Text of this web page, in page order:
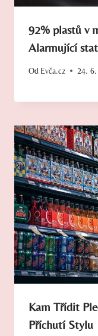
92% plastů v
Alarmující
Od Evča.cz 24.
Kam Třídit
Příchutí Stylu